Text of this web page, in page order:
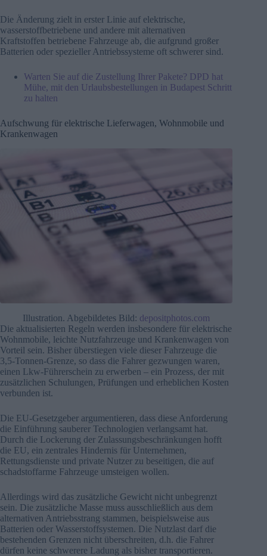
Die Änderung zielt in erster Linie auf elektrische,
wasserstoffbetriebene und andere mit alternativen
Kraftstoffen betriebene Fahrzeuge ab, die aufgrund großer
Batterien oder spezieller Antriebssysteme oft schwerer sind.
Warten Sie auf die Zustellung Ihrer Pakete? DPD hat
Mühe, mit den Urlaubsbestellungen in Budapest Schritt
zu halten
Aufschwung für elektrische Lieferwagen, Wohnmobile und
Krankenwagen
Illustration. Abgebildetes Bild: depositphotos.com
Die aktualisierten Regeln werden insbesondere für elektrische
Wohnmobile, leichte Nutzfahrzeuge und Krankenwagen von
Vorteil sein. Bisher überstiegen viele dieser Fahrzeuge die
3,5-Tonnen-Grenze, so dass die Fahrer gezwungen waren,
einen Lkw-Führerschein zu erwerben – ein Prozess, der mit
zusätzlichen Schulungen, Prüfungen und erheblichen Kosten
verbunden ist.
Die EU-Gesetzgeber argumentieren, dass diese Anforderung
die Einführung sauberer Technologien verlangsamt hat.
Durch die Lockerung der Zulassungsbeschränkungen hofft
die EU, ein zentrales Hindernis für Unternehmen,
Rettungsdienste und private Nutzer zu beseitigen, die auf
schadstoffarme Fahrzeuge umsteigen wollen.
Allerdings wird das zusätzliche Gewicht nicht unbegrenzt
sein. Die zusätzliche Masse muss ausschließlich aus dem
alternativen Antriebsstrang stammen, beispielsweise aus
Batterien oder Wasserstoffsystemen. Die Nutzlast darf die
bestehenden Grenzen nicht überschreiten, d.h. die Fahrer
dürfen keine schwerere Ladung als bisher transportieren.